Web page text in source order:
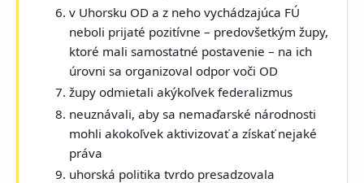
v Uhorsku OD a z neho vychádzajúca FÚ
neboli prijaté pozitívne – predovšetkým župy,
ktoré mali samostatné postavenie – na ich
úrovni sa organizoval odpor voči OD
župy odmietali akýkoľvek federalizmus
neuznávali, aby sa nemaďarské národnosti
mohli akokoľvek aktivizovať a získať nejaké
práva
uhorská politika tvrdo presadzovala